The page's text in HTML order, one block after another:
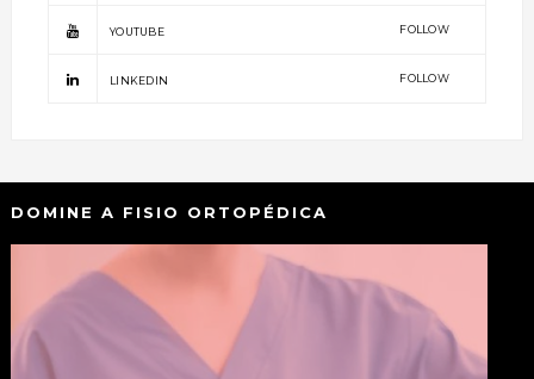
YOUTUBE FOLLOW
LINKEDIN FOLLOW
DOMINE A FISIO ORTOPÉDICA